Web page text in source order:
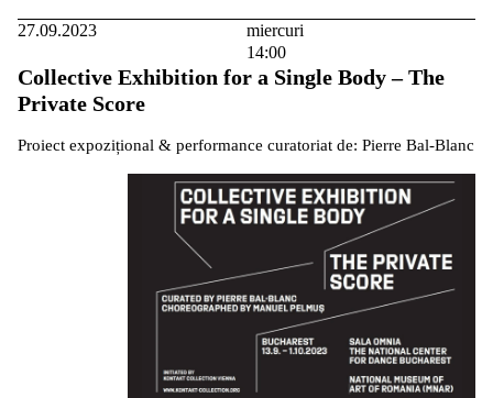
27.09.2023
miercuri
14:00
Collective Exhibition for a Single Body – The
Private Score
Proiect expozițional & performance curatoriat de: Pierre Bal-Blanc